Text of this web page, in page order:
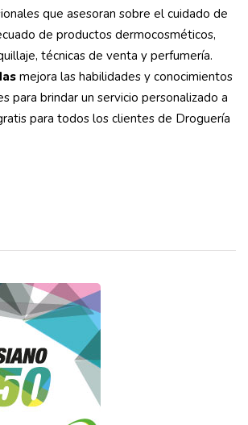
que asesoran sobre el cuidado de
de productos dermocosméticos,
técnicas de venta y perfumería.
mejora las habilidades y conocimientos
para brindar un servicio personalizado a
para todos los clientes de Droguería